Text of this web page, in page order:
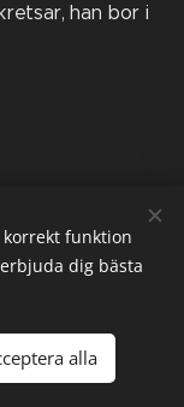
han bor i
funktion
dig bästa
alla